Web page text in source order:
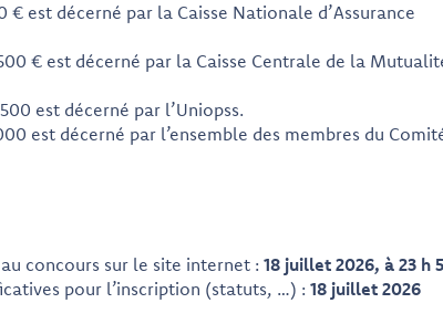
€ est décerné par la Caisse Nationale d’Assurance
€ est décerné par la Caisse Centrale de la
est décerné par l’Uniopss.
est décerné par l’ensemble des membres du
concours sur le site internet : 18 juillet 2026, à 23 h
pour l’inscription (statuts, …) : 18 juillet 2026